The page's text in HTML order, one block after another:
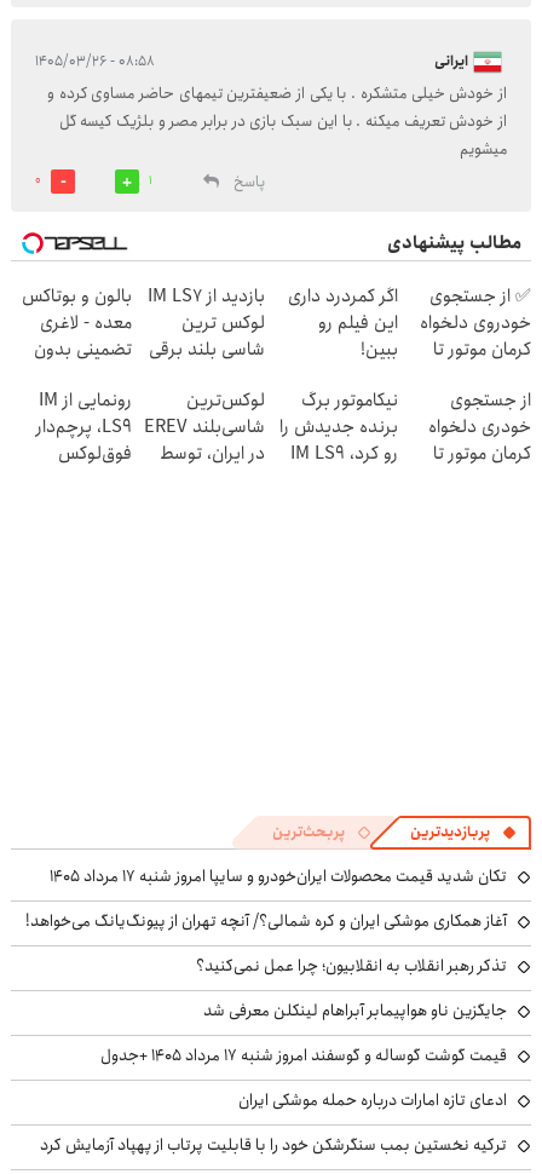
ایرانی ۰۸:۵۸ - ۱۴۰۵/۰۳/۲۶
از خودش خیلی متشکره . با یکی از ضعیفترین تیمهای حاضر مساوی کرده و
از خودش تعریف میکنه . با این سبک بازی در برابر مصر و بلژیک کیسه گل
میشویم
پاسخ
1
0
مطالب پیشنهادی
✅ از جستجوی
خودروی دلخواه
کرمان موتور تا
واسطه و مستقیم
اگر کمردرد داری
این فیلم رو
ببین!
پر کن◖
بازدید از IM LS7
لوکس ترین
شاسی بلند برقی
انقلاب
بالون و بوتاکس
معده - لاغری
تضمینی بدون
از جستجوی
خودری دلخواه
کرمان موتور تا
نیکاموتور برگ
برنده جدیدش را
رو کرد، IM LS9
لوکس‌ترین
شاسی‌بلند EREV
در ایران، توسط
رونمایی از IM
LS9، پرچم‌دار
فوق‌لوکس
پربازدیدترین پربحث‌ترین
تکان شدید قیمت محصولات ایران‌خودرو و سایپا امروز شنبه ۱۷ مرداد ۱۴۰۵
آغاز همکاری موشکی ایران و کره شمالی؟/ آنچه تهران از پیونگ‌یانگ می‌خواهد!
تذکر رهبر انقلاب به انقلابیون؛ چرا عمل نمی‌کنید؟
جایگزین ناو هواپیمابر آبراهام لینکلن معرفی شد
قیمت گوشت گوساله و گوسفند امروز شنبه ۱۷ مرداد ۱۴۰۵ +جدول
ادعای تازه امارات درباره حمله موشکی ایران
ترکیه نخستین بمب سنگرشکن خود را با قابلیت پرتاب از پهپاد آزمایش کرد